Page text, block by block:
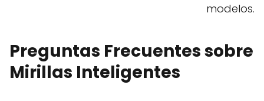
modelos.
Preguntas Frecuentes sobre
Mirillas Inteligentes